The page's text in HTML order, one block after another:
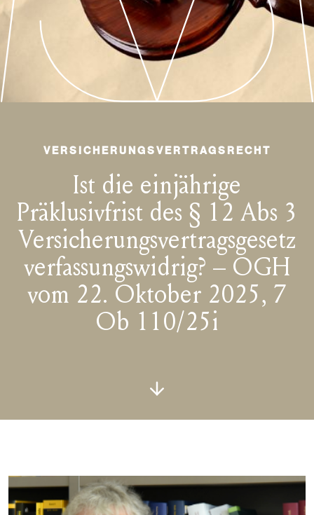
VERSICHERUNGSVERTRAGSRECHT
Ist die einjährige
Präklusivfrist des § 12 Abs 3
Versicherungsvertragsgesetz
verfassungswidrig? – OGH
vom 22. Oktober 2025, 7
Ob 110/25i